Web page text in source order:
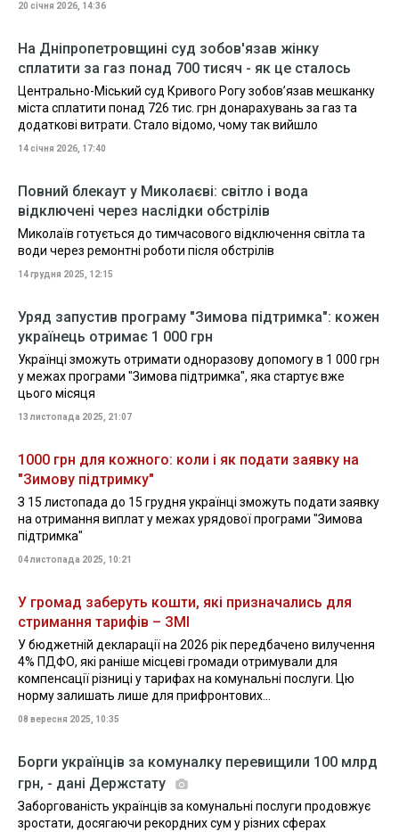
20 січня 2026, 14:36
На Дніпропетровщині суд зобов'язав жінку
сплатити за газ понад 700 тисяч - як це сталось
Центрально-Міський суд Кривого Рогу зобов’язав мешканку
міста сплатити понад 726 тис. грн донарахувань за газ та
додаткові витрати. Стало відомо, чому так вийшло
14 січня 2026, 17:40
Повний блекаут у Миколаєві: світло і вода
відключені через наслідки обстрілів
Миколаїв готується до тимчасового відключення світла та
води через ремонтні роботи після обстрілів
14 грудня 2025, 12:15
Уряд запустив програму "Зимова підтримка": кожен
українець отримає 1 000 грн
Українці зможуть отримати одноразову допомогу в 1 000 грн
у межах програми "Зимова підтримка", яка стартує вже
цього місяця
13 листопада 2025, 21:07
1000 грн для кожного: коли і як подати заявку на
"Зимову підтримку"
З 15 листопада до 15 грудня українці зможуть подати заявку
на отримання виплат у межах урядової програми "Зимова
підтримка"
04 листопада 2025, 10:21
У громад заберуть кошти, які призначались для
стримання тарифів – ЗМІ
У бюджетній декларації на 2026 рік передбачено вилучення
4% ПДФО, які раніше місцеві громади отримували для
компенсації різниці у тарифах на комунальні послуги. Цю
норму залишать лише для прифронтових...
08 вересня 2025, 10:35
Борги українців за комуналку перевищили 100 млрд
грн, - дані Держстату
Заборгованість українців за комунальні послуги продовжує
зростати, досягаючи рекордних сум у різних сферах